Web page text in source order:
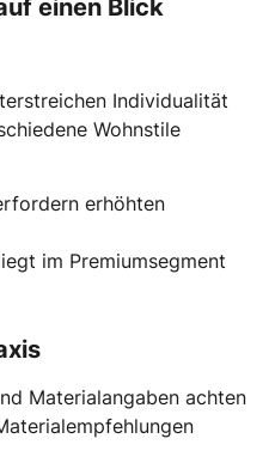
einen Blick
Individualität
Wohnstile
erhöhten
im Premiumsegment
Materialangaben achten